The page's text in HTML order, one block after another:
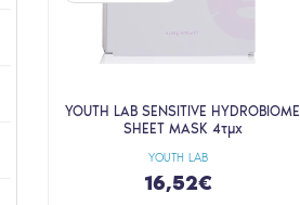
YOUTH LAB
YOUTH LAB SENSITIVE HYDROBIOME
SHEET MASK 4τμχ
16,52€